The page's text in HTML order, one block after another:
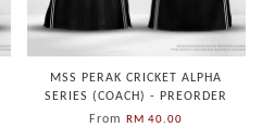
MSS PERAK CRICKET ALPHA
SERIES (COACH) - PREORDER
FromRM 40.00